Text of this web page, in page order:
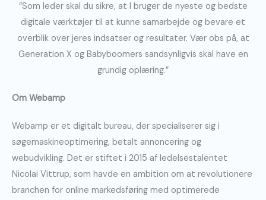
”Som leder skal du sikre, at I bruger de nyeste og bedste
digitale værktøjer til at kunne samarbejde og bevare et
overblik over jeres indsatser og resultater. Vær obs på, at
Generation X og Babyboomers sandsynligvis skal have en
grundig oplæring.”
Om Webamp
Webamp er et digitalt bureau, der specialiserer sig i
søgemaskineoptimering, betalt annoncering og
webudvikling. Det er stiftet i 2015 af ledelsestalentet
Nicolai Vittrup, som havde en ambition om at revolutionere
branchen for online markedsføring med optimerede